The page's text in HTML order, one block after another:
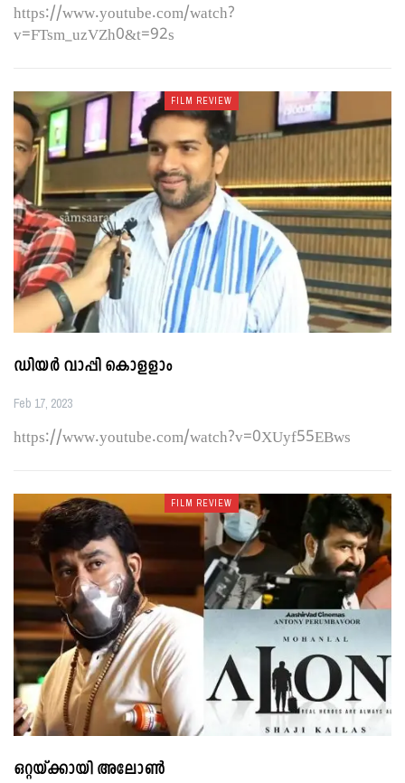
https://www.youtube.com/watch?
v=FTsm_uzVZh0&t=92s
FILM REVIEW
ഡിയർ വാപ്പി കൊളളാം
Feb 17, 2023
https://www.youtube.com/watch?v=0XUyf55EBws
FILM REVIEW
ഒറ്റയ്ക്കായി അലോൺ